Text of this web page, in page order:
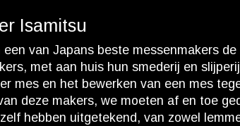
Isamitsu
van Japans beste messenmakers
met aan huis hun smederij en
mes en het bewerken van een mes
deze makers, we moeten af en toe
hebben uitgetekend, van zowel